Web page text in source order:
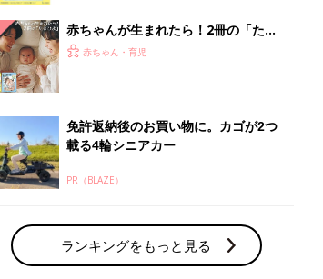
ちゃん・育児の人気テーマ
日記・マンガ